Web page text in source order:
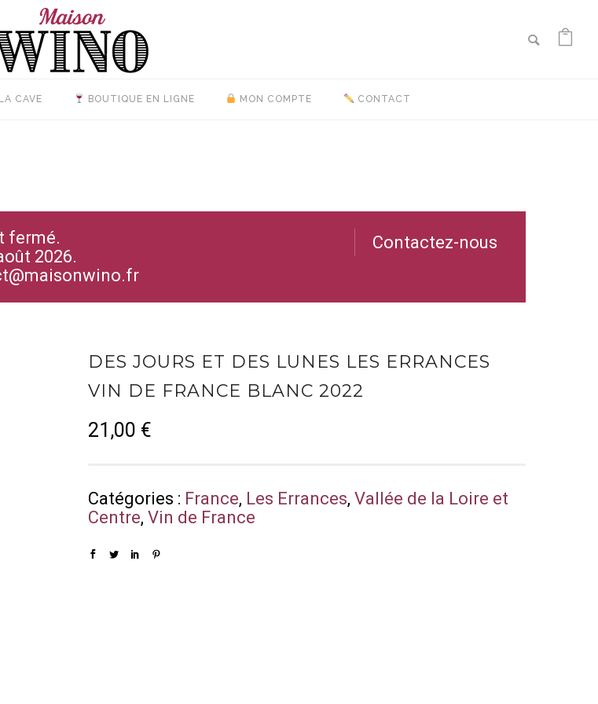
LA CAVE BOUTIQUE EN LIGNE MON COMPTE CONTACT
Contactez-nous
fermé.
2026.
DES JOURS ET DES LUNES LES ERRANCES
VIN DE FRANCE BLANC 2022
21,00 €
Catégories : France, Les Errances,Vallée de la Loire et
Centre,Vin de France